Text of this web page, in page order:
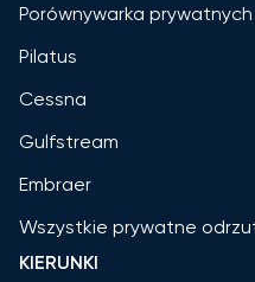
Porównywarka
Pilatus
Cessna
Gulfstream
Embraer
Wszystkie prywatne
KIERUNKI